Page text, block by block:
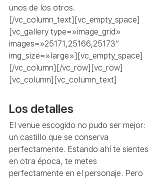
unos de los otros.
[/vc_column_text][vc_empty_space]
[vc_gallery type=»image_grid»
images=»25171,25166,25173″
img_size=»large»][vc_empty_space]
[/vc_column][/vc_row][vc_row]
[vc_column][vc_column_text]
Los detalles
El venue escogido no pudo ser mejor:
un castillo que se conserva
perfectamente. Estando ahí te sientes
en otra época, te metes
perfectamente en el personaje. Pero